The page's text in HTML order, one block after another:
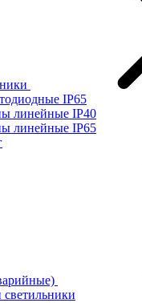
IP65
линейные IP40
линейные IP65